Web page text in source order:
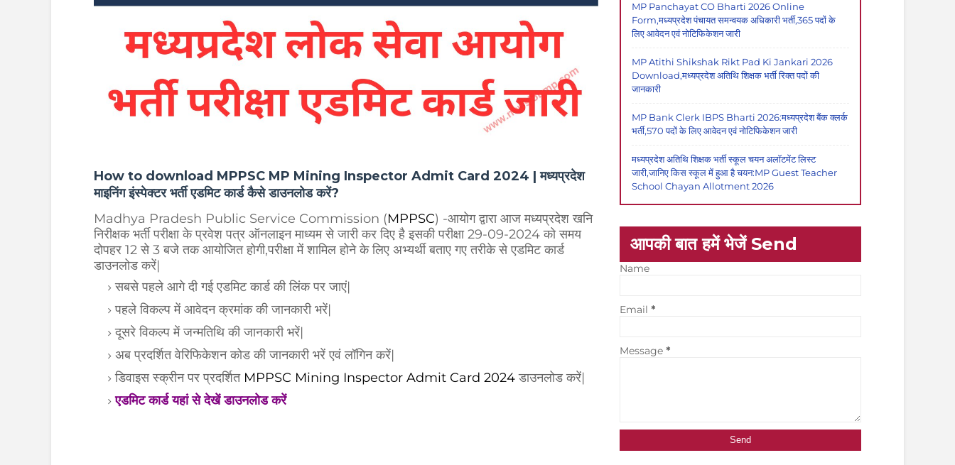
How to download MPPSC MP Mining Inspector Admit Card 2024 | मध्यप्रदेश
माइनिंग इंस्पेक्टर भर्ती एडमिट कार्ड कैसे डाउनलोड करें?
Madhya Pradesh Public Service Commission (MPPSC) -आयोग द्वारा आज मध्यप्रदेश खनि
निरीक्षक भर्ती परीक्षा के प्रवेश पत्र ऑनलाइन माध्यम से जारी कर दिए है इसकी परीक्षा 29-09-2024 को समय
दोपहर 12 से 3 बजे तक आयोजित होगी,परीक्षा में शामिल होने के लिए अभ्यर्थी बताए गए तरीके से एडमिट कार्ड
डाउनलोड करें|
सबसे पहले आगे दी गई एडमिट कार्ड की लिंक पर जाएं|
पहले विकल्प में आवेदन क्रमांक की जानकारी भरें|
दूसरे विकल्प में जन्मतिथि की जानकारी भरें|
अब प्रदर्शित वेरिफिकेशन कोड की जानकारी भरें एवं लॉगिन करें|
डिवाइस स्क्रीन पर प्रदर्शित MPPSC Mining Inspector Admit Card 2024डाउनलोड करें|
एडमिट कार्ड यहां से देखें डाउनलोड करें
MP Panchayat CO Bharti 2026 Online
Form,मध्यप्रदेश पंचायत समन्वयक अधिकारी भर्ती,365 पदों के
लिए आवेदन एवं नोटिफिकेशन जारी
MP Atithi Shikshak Rikt Pad Ki Jankari 2026
Download,मध्यप्रदेश अतिथि शिक्षक भर्ती रिक्त पदों की
जानकारी
MP Bank Clerk IBPS Bharti 2026:मध्यप्रदेश बैंक क्लर्क
भर्ती,570 पदों के लिए आवेदन एवं नोटिफिकेशन जारी
मध्यप्रदेश अतिथि शिक्षक भर्ती स्कूल चयन अलॉटमेंट लिस्ट
जारी,जानिए किस स्कूल में हुआ है चयन:MP Guest Teacher
School Chayan Allotment 2026
आपकी बात हमें भेजें Send
Name
Email *
Message *